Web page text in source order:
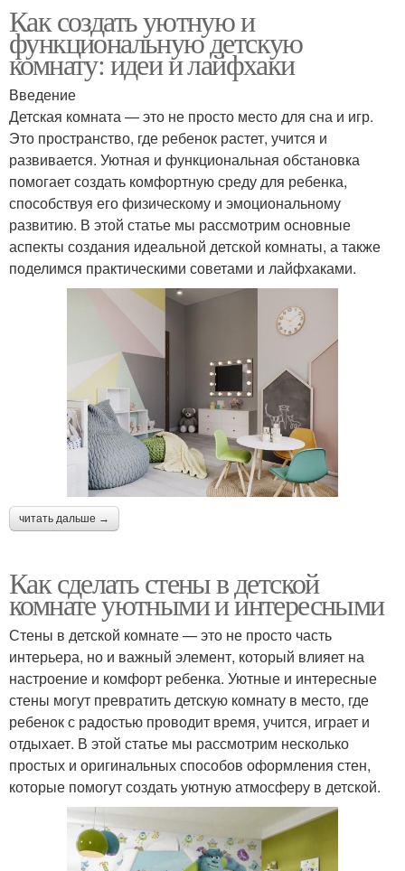
Как создать уютную и
функциональную детскую
комнату: идеи и лайфхаки
Введение
Детская комната — это не просто место для сна и игр.
Это пространство, где ребенок растет, учится и
развивается. Уютная и функциональная обстановка
помогает создать комфортную среду для ребенка,
способствуя его физическому и эмоциональному
развитию. В этой статье мы рассмотрим основные
аспекты создания идеальной детской комнаты, а также
поделимся практическими советами и лайфхаками.
читать дальше →
Как сделать стены в детской
комнате уютными и интересными
Стены в детской комнате — это не просто часть
интерьера, но и важный элемент, который влияет на
настроение и комфорт ребенка. Уютные и интересные
стены могут превратить детскую комнату в место, где
ребенок с радостью проводит время, учится, играет и
отдыхает. В этой статье мы рассмотрим несколько
простых и оригинальных способов оформления стен,
которые помогут создать уютную атмосферу в детской.